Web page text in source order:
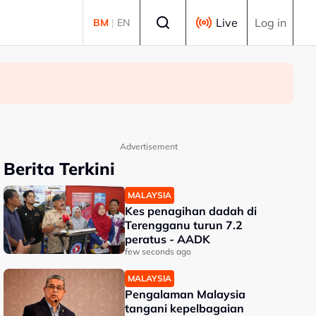
BM | EN Live Log in
Advertisement
Berita Terkini
MALAYSIA
Kes penagihan dadah di
Terengganu turun 7.2
peratus - AADK
few seconds ago
MALAYSIA
Pengalaman Malaysia
tangani kepelbagaian